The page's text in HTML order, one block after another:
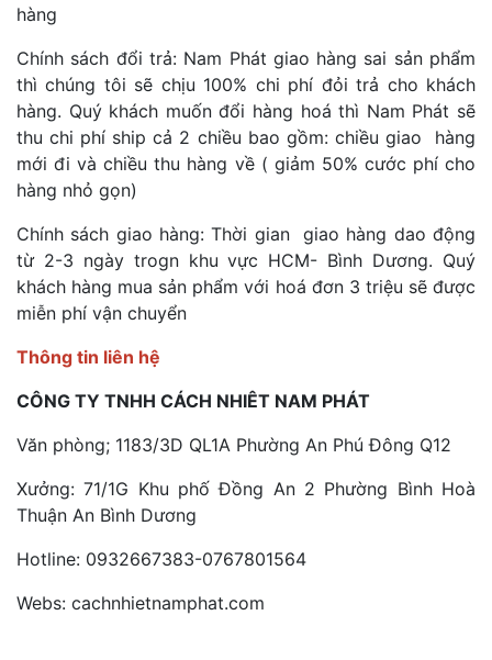
hàng
Chính sách đổi trả: Nam Phát giao hàng sai sản phẩm
thì chúng tôi sẽ chịu 100% chi phí đỏi trả cho khách
hàng. Quý khách muốn đổi hàng hoá thì Nam Phát sẽ
thu chi phí ship cả 2 chiều bao gồm: chiều giao hàng
mới đi và chiều thu hàng về ( giảm 50% cước phí cho
hàng nhỏ gọn)
Chính sách giao hàng: Thời gian giao hàng dao động
từ 2-3 ngày trogn khu vực HCM- Bình Dương. Quý
khách hàng mua sản phẩm với hoá đơn 3 triệu sẽ được
miễn phí vận chuyển
Thông tin liên hệ
CÔNG TY TNHH CÁCH NHIÊT NAM PHÁT
Văn phòng; 1183/3D QL1A Phường An Phú Đông Q12
Xưởng: 71/1G Khu phố Đồng An 2 Phường Bình Hoà
Thuận An Bình Dương
Hotline: 0932667383-0767801564
Webs: cachnhietnamphat.com